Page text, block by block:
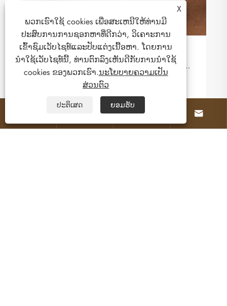
 
X
ພວກເຮົາໃຊ້ cookies ເພື່ອສະເຫນີໃຫ້ທ່ານມີ
ປະສົບການການຊອກຫາທີ່ດີກວ່າ, ວິເຄາະການ
ເຂົ້າຊົມເວັບໄຊທ໌ແລະປັບແຕ່ງເນື້ອຫາ. ໂດຍການ
ນໍາໃຊ້ເວັບໄຊທ໌ນີ້, ທ່ານຕົກລົງເຫັນດີກັບການນໍາໃຊ້
cookies ຂອງພວກເຮົາ.ນະໂຍບາຍຄວາມເປັນ
ສ່ວນຕົວ
ປະຕິເສດ ຍອມຮັບ